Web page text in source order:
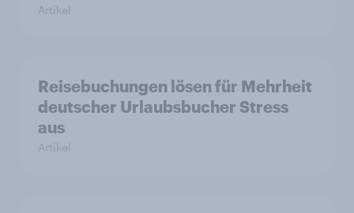
Artikel
Reisebuchungen lösen für Mehrheit
deutscher Urlaubsbucher Stress
aus
Artikel